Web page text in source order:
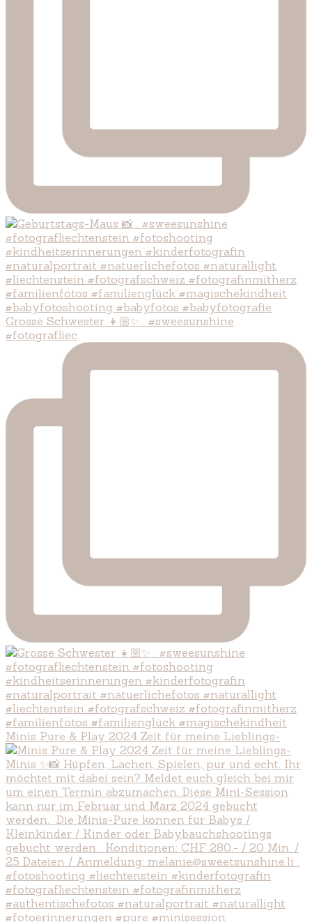
Grosse Schwester 👧🏼✨ . #sweesunshine
#fotografliec
Minis Pure & Play 2024 Zeit für meine Lieblings-